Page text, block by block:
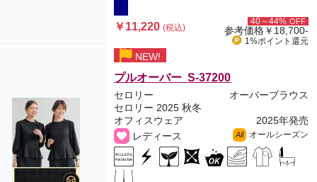
￥11,220(税込)
40～44% OFF
参考価格￥18,700-
1%ポイント 還元
NEW!
プルオーバー S-37200
セロリー
オーバーブラウス
セロリー 2025 秋冬
オフィスウェア
2025年発売
レディース
All オールシーズン